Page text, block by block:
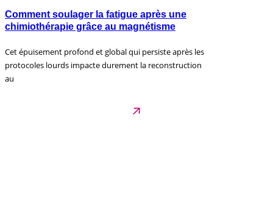
Comment soulager la fatigue après une
chimiothérapie grâce au magnétisme
Cet épuisement profond et global qui persiste après les
protocoles lourds impacte durement la reconstruction
au